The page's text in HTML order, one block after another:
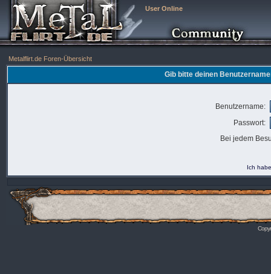
User Online
Metalflirt.de Foren-Übersicht
Gib bitte deinen
Benutzername:
Passwort:
Bei jedem
Ich